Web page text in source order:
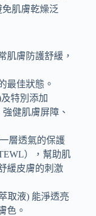
肌膚乾燥泛
肌膚防護舒緩，
最佳狀態。
特別添加
健肌膚屏障、
層透氣的保護
），幫助肌
緩皮膚的刺激
取液) 能淨透亮
色。